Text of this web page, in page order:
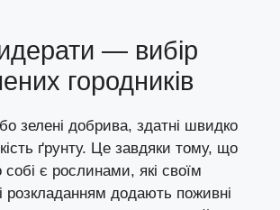
— вибір
городників
зелені добрива, здатні швидко
ґрунту. Це завдяки тому, що
собі є рослинами, які своїм
розкладанням додають поживні